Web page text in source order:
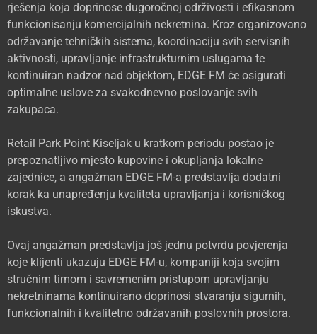
rješenja koja doprinose dugoročnoj održivosti i efikasnom
funkcionisanju komercijalnih nekretnina. Kroz organizovano
održavanje tehničkih sistema, koordinaciju svih servisnih
aktivnosti, upravljanje infrastrukturnim uslugama te
kontinuiran nadzor nad objektom, EDGE FM će osigurati
optimalne uslove za svakodnevno poslovanje svih
zakupaca.
Retail Park Point Kiseljak u kratkom periodu postao je
prepoznatljivo mjesto kupovine i okupljanja lokalne
zajednice, a angažman EDGE FM-a predstavlja dodatni
korak ka unapređenju kvaliteta upravljanja i korisničkog
iskustva.
Ovaj angažman predstavlja još jednu potvrdu povjerenja
koje klijenti ukazuju EDGE FM-u, kompaniji koja svojim
stručnim timom i savremenim pristupom upravljanju
nekretninama kontinuirano doprinosi stvaranju sigurnih,
funkcionalnih i kvalitetno održavanih poslovnih prostora.